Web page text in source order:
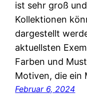
ist sehr groß
Kollektionen
dargestellt
aktuellsten
Farben und
Motiven, die ein
Februar 6, 2024